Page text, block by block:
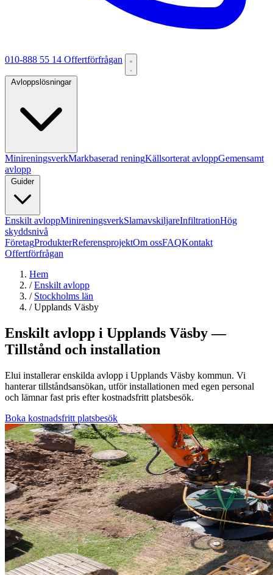
010-888 55 14 Offertförfrågan
Avloppslösningar
MinireningsverkMarkbaserad reningKällsorterat avloppGemensamt
avlopp
Guider
Enskilt avloppMinireningsverkSlamavskiljareInfiltrationHög
skyddsnivå
FöretagProdukterReferensprojektOm ossFAQKontakt
Offertförfrågan
Hem
/ Enskilt avlopp
/ Stockholms län
/ Upplands Väsby
Enskilt avlopp i Upplands Väsby —
Tillstånd och installation
Elui installerar enskilda avlopp i Upplands Väsby kommun. Vi
hanterar tillståndsansökan, utför installationen med egen personal
och lämnar fast pris efter kostnadsfritt platsbesök.
Boka kostnadsfritt platsbesök